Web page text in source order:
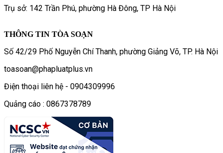
Trụ sở: 142 Trần Phú, phường Hà Đông, TP Hà Nội
THÔNG TIN TÒA SOẠN
Số 42/29 Phố Nguyễn Chí Thanh, phường Giảng Võ, TP. Hà Nội
toasoan@phapluatplus.vn
Điện thoại liên hệ - 0904309996
Quảng cáo : 0867378789